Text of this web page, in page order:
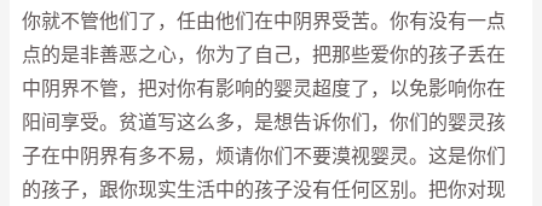
你就不管他们了，任由他们在中阴界受苦。你有没有一点
点的是非善恶之心，你为了自己，把那些爱你的孩子丢在
中阴界不管，把对你有影响的婴灵超度了，以免影响你在
阳间享受。贫道写这么多，是想告诉你们，你们的婴灵孩
子在中阴界有多不易，烦请你们不要漠视婴灵。这是你们
的孩子，跟你现实生活中的孩子没有任何区别。把你对现